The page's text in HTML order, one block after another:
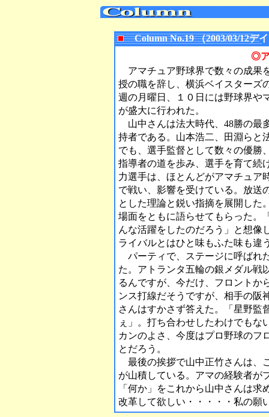
Column No.19 （2003/03/12デ
◎ア
アマチュア野球界で数々の成果
授の職を辞し、横浜ベイスターズ
週の月曜日、１０日には野球界や
が盛大に行われた。
山中さんは法大時代、48勝の最
持者である。山本浩二、田淵らと
でも、選手監督として数々の優勝
指導者の道を歩み、選手を育て続
力選手は、ほとんどがアマチュア
で戦い、影響を受けている。放送
とした理論と鋭い指摘を展開した
場面をともに語らせてもらった。
んな活躍をしたのだろう」と想像
ライバルとはひと味もふた味も違
パーティで、ステージに呼ばれ
た。アトランタ五輪の銀メダル戦
るんですが、今だけ、フロントか
ンス打線だそうですが、相手の阪
さんはすかさず答えた。「星野監
ぇ」。打ち合わせしたわけでもな
カンのよさ、今度はプロ野球のフ
とだろう。
最後の挨拶で山中正竹さんは、
が山積している。アマの経験者が
「何か」をこれから山中さんは
改革して欲しい・・・・・私の願